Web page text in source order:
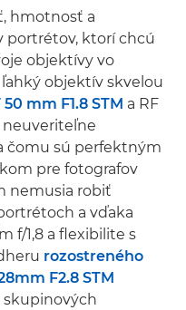
hmotnosť a
portrétov, ktorí chcú
objektívy vo
objektív skvelou
mm F1.8 STM a RF
neuveriteľne
čomu sú perfektným
pre fotografov
nemusia robiť
a vďaka
f/1,8 a flexibilite s
rozostreného
F2.8 STM
skupinových